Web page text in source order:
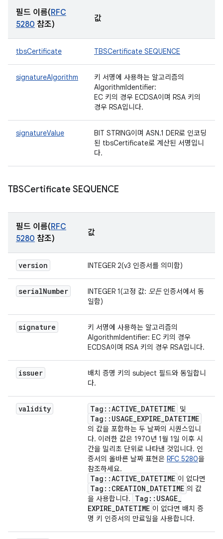
필드 이름(RFC
5280 참조)
값
tbsCertificate TBSCertificate SEQUENCE
signatureAlgorithm
키 서명에 사용하는 알고리즘의
AlgorithmIdentifier:
EC 키의 경우 ECDSA이며 RSA 키의
경우 RSA입니다.
signatureValue
BIT STRING이며 ASN.1 DER로 인코딩
된 tbsCertificate로 계산된 서명입니
다.
TBSCertificate SEQUENCE
필드 이름(RFC
5280 참조)
값
version INTEGER 2(v3 인증서를 의미함)
serialNumber INTEGER 1(고정 값: 모든인증서에서 동
일함)
signature
키 서명에 사용하는 알고리즘의
AlgorithmIdentifier: EC 키의 경우
ECDSA이며 RSA 키의 경우 RSA입니다.
issuer
배치 증명 키의 subject 필드와 동일합니
다.
validity Tag ::ACTIVE_DATETIME 및
Tag :: USAGE_EXPIRE_DATETIME
의 값을 포함하는 두 날짜의 시퀀스입니
다. 이러한 값은 1970년 1월 1일 이후 시
간을 밀리초 단위로 나타낸 것입니다. 인
증서의 올바른 날짜 표현은 RFC 5280을
참조하세요.
Tag ::ACTIVE_DATETIME 이 없다면
Tag :: CREATION_DATETIME 의 값
을 사용합니다.
Tag :: USAGE_
EXPIRE_DATETIME 이 없다면 배치 증
명 키 인증서의 만료일을 사용합니다.